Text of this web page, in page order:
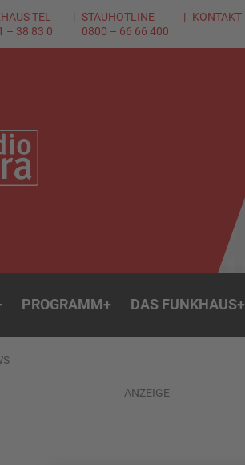
TEL
– 38 83 0
STAUHOTLINE
0800 – 66 66 400
KONTAKT
PROGRAMM+ DAS FUNKHAUS+
ANZEIGE